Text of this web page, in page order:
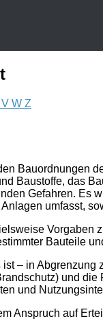
V W Z
Bauordnungen
Baustoffe, das
Gefahren. Es
umfasst,
Vorgaben
Bauteile
– in Abgrenzung
und
und
Anspruch auf